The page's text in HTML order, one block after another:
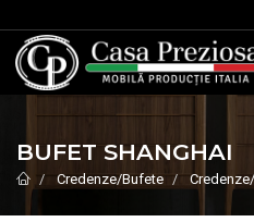
BUFET SHANGHAI
Credenze/Bufete